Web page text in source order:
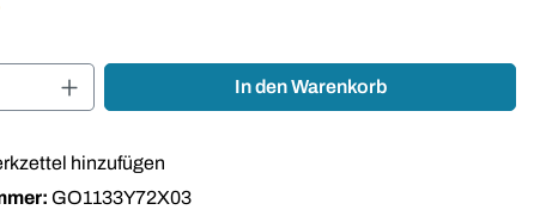
Anzahl: Gib den gewünschten Wert ein
In den Warenkorb
hinzufügen
GO1133Y72X03